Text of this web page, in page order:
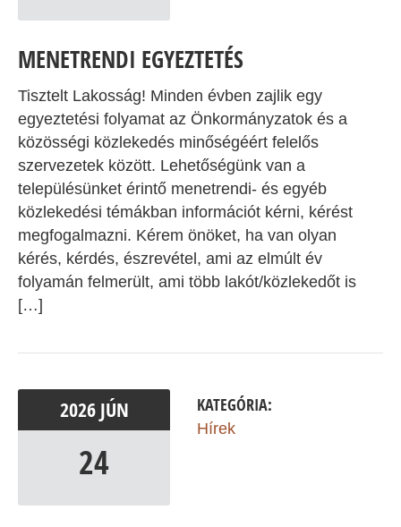
MENETRENDI EGYEZTETÉS
Tisztelt Lakosság! Minden évben zajlik egy
egyeztetési folyamat az Önkormányzatok és a
közösségi közlekedés minőségéért felelős
szervezetek között. Lehetőségünk van a
településünket érintő menetrendi- és egyéb
közlekedési témákban információt kérni, kérést
megfogalmazni. Kérem önöket, ha van olyan
kérés, kérdés, észrevétel, ami az elmúlt év
folyamán felmerült, ami több lakót/közlekedőt is
[…]
2026 JÚN
24
KATEGÓRIA:
Hírek